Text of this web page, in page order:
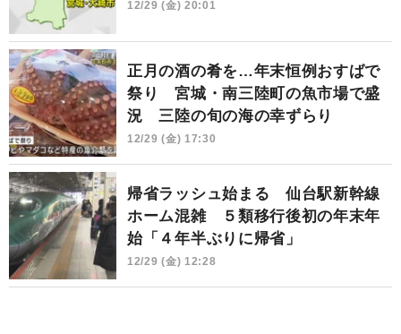
12/29 (金) 20:01
正月の酒の肴を…年末恒例おすばで
祭り 宮城・南三陸町の魚市場で盛
況 三陸の旬の海の幸ずらり
12/29 (金) 17:30
帰省ラッシュ始まる 仙台駅新幹線
ホーム混雑 ５類移行後初の年末年
始「４年半ぶりに帰省」
12/29 (金) 12:28